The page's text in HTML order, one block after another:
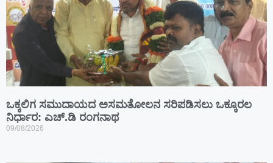
ಒಕ್ಕಲಿಗ ಸಮುದಾಯದ ಅಸಮತೋಲನ ಸರಿಪಡಿಸಲು ಒಕ್ಕೂರಲ
ನಿರ್ಧಾರ: ಎಚ್.ಡಿ ರಂಗನಾಥ
09/08/2026